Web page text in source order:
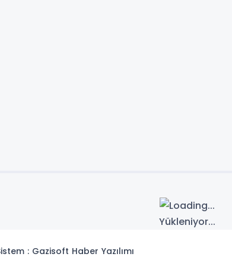
Yükleniyor...
: Gazisoft Haber Yazılımı